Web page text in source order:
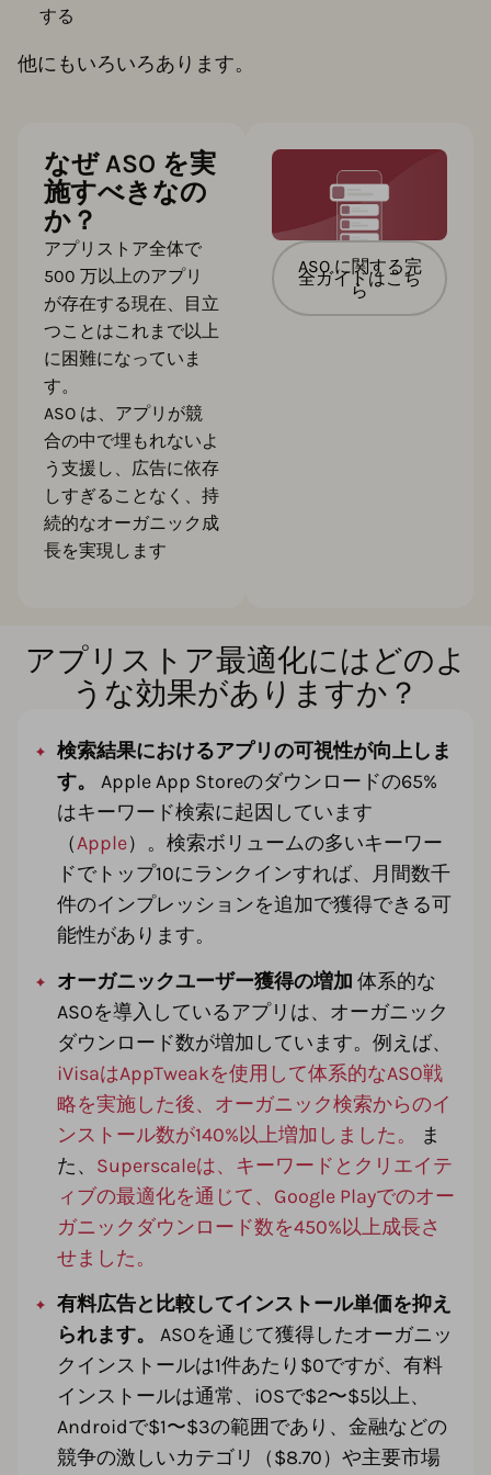
する
他にもいろいろあります。
なぜ ASO を実
施すべきなの
か？
アプリストア全体で
500 万以上のアプリ
が存在する現在、目立
つことはこれまで以上
に困難になっていま
す。
ASO は、アプリが競
合の中で埋もれないよ
う支援し、広告に依存
しすぎることなく、持
続的なオーガニック成
長を実現します
ASO に関する完
全ガイドはこち
ら
アプリストア最適化にはどのよ
うな効果がありますか？
検索結果におけるアプリの可視性が向上しま
す。
Apple App Storeのダウンロードの65%
はキーワード検索に起因しています
（Apple）。検索ボリュームの多いキーワー
ドでトップ10にランクインすれば、月間数千
件のインプレッションを追加で獲得できる可
能性があります。
オーガニックユーザー獲得の増加 体系的な
ASOを導入しているアプリは、オーガニック
ダウンロード数が増加しています。例えば、
iVisaはAppTweakを使用して体系的なASO戦
略を実施した後、オーガニック検索からのイ
ンストール数が140%以上増加しました。
ま
た、 Superscaleは、キーワードとクリエイテ
ィブの最適化を通じて、Google Playでのオー
ガニックダウンロード数を450%以上成長さ
せました。
有料広告と比較してインストール単価を抑え
られます。
ASOを通じて獲得したオーガニッ
クインストールは1件あたり$0ですが、有料
インストールは通常、iOSで$2〜$5以上、
Androidで$1〜$3の範囲であり、金融などの
競争の激しいカテゴリ（$8.70）や主要市場